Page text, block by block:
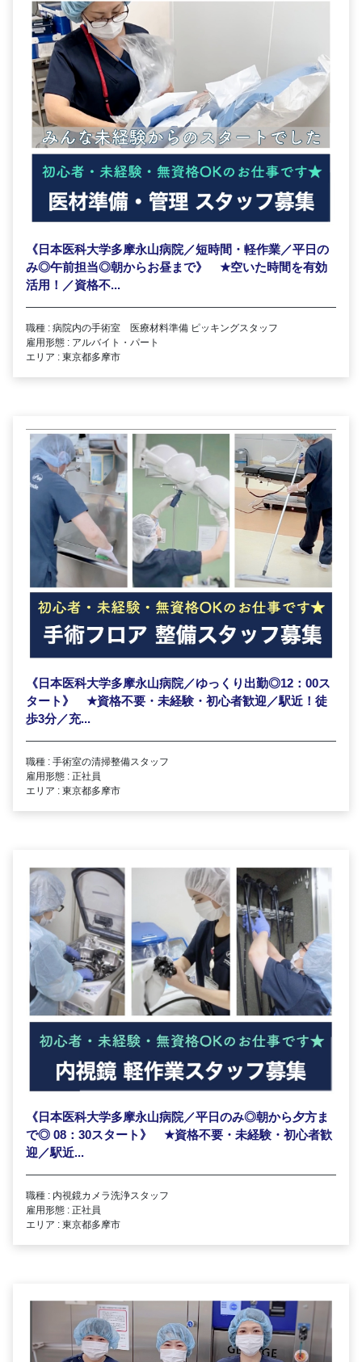
《日本医科大学多摩永山病院／短時間・軽作業／平日の
み◎午前担当◎朝からお昼まで》 ★空いた時間を有効
活用！／資格不...
職種 : 病院内の手術室 医療材料準備 ピッキングスタッフ
雇用形態 : アルバイト・パート
エリア : 東京都多摩市
《日本医科大学多摩永山病院／ゆっくり出勤◎12：00ス
タート》 ★資格不要・未経験・初心者歓迎／駅近！徒
歩3分／充...
職種 : 手術室の清掃整備スタッフ
雇用形態 : 正社員
エリア : 東京都多摩市
《日本医科大学多摩永山病院／平日のみ◎朝から夕方ま
で◎ 08：30スタート》 ★資格不要・未経験・初心者歓
迎／駅近...
職種 : 内視鏡カメラ洗浄スタッフ
雇用形態 : 正社員
エリア : 東京都多摩市